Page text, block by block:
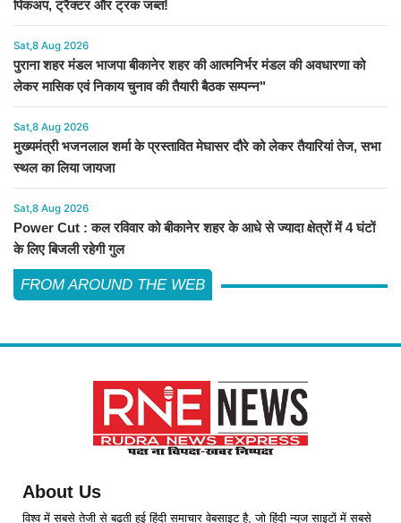
पिकअप, ट्रैक्टर और ट्रक जब्त!
Sat,8 Aug 2026
पुराना शहर मंडल भाजपा बीकानेर शहर की आत्मनिर्भर मंडल की अवधारणा को
लेकर मासिक एवं निकाय चुनाव की तैयारी बैठक सम्पन्न"
Sat,8 Aug 2026
मुख्यमंत्री भजनलाल शर्मा के प्रस्तावित मेघासर दौरे को लेकर तैयारियां तेज, सभा
स्थल का लिया जायजा
Sat,8 Aug 2026
Power Cut : कल रविवार को बीकानेर शहर के आधे से ज्यादा क्षेत्रों में 4 घंटों
के लिए बिजली रहेगी गुल
FROM AROUND THE WEB
About Us
विश्व में सबसे तेजी से बढ़ती हुई हिंदी समाचार वेबसाइट है, जो हिंदी न्यूज साइटों में सबसे